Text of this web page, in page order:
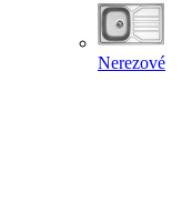
Nerezové